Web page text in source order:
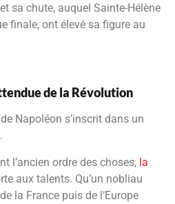
sa chute, auquel Sainte-Hélène
finale, ont élevé sa figure au
de la Révolution
Napoléon s’inscrit dans un
l’ancien ordre des choses, la
aux talents. Qu’un nobliau
la France puis de l’Europe